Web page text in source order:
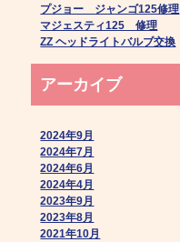
プジョー ジャンゴ125修理
マジェスティ125 修理
ZZ ヘッドライトバルブ交換
アーカイブ
2024年9月
2024年7月
2024年6月
2024年4月
2023年9月
2023年8月
2021年10月